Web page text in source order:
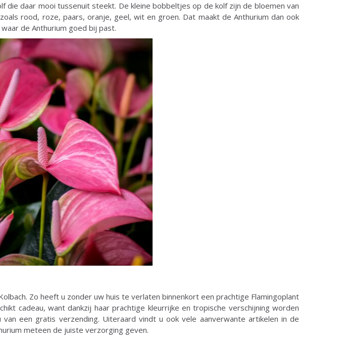
die daar mooi tussenuit steekt. De kleine bobbeltjes op de kolf zijn de bloemen van
rood, roze, paars, oranje, geel, wit en groen. Dat maakt de Anthurium dan ook
de Anthurium goed bij past.
Zo heeft u zonder uw huis te verlaten binnenkort een prachtige Flamingoplant
cadeau, want dankzij haar prachtige kleurrijke en tropische verschijning worden
een gratis verzending. Uiteraard vindt u ook vele aanverwante artikelen in de
meteen de juiste verzorging geven.